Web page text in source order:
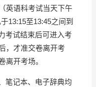
英语科考试当天下午
13:15至13:45之间到
考试结束后可进入考
，才准交卷离开考
离开考场。
笔记本、电子辞典均